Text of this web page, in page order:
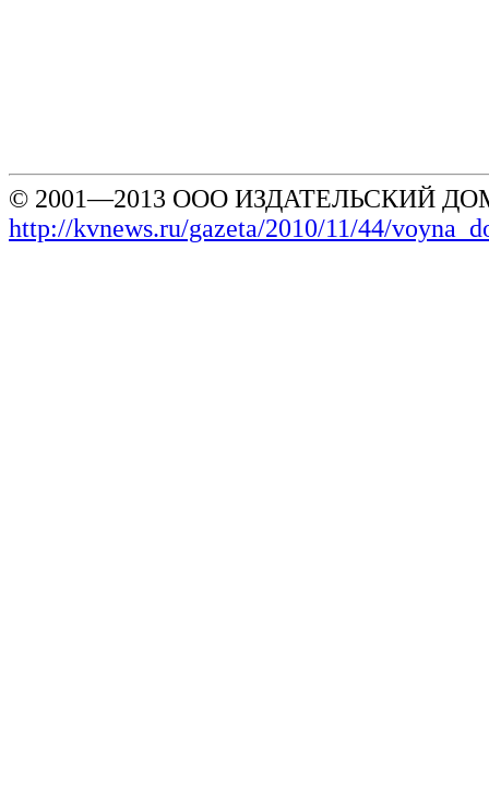
© 2001—2013 ООО ИЗДАТЕЛЬСКИЙ
http://kvnews.ru/gazeta/2010/11/44/